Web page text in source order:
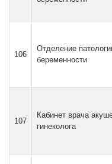
106
Отделение
беременности
107
Кабинет врача
гинеколога